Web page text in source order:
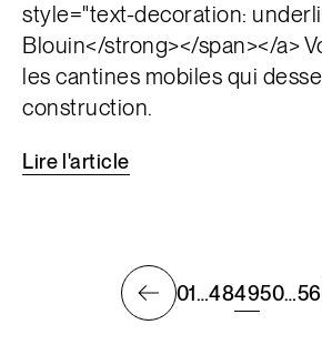
style="text-decoration:
Blouin</strong></span></a>
les cantines mobiles qui
construction.
Lire l'article
01…484950…56